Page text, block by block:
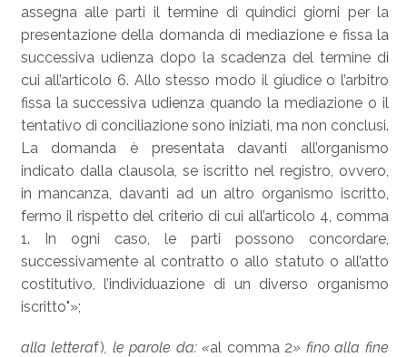
assegna alle parti il termine di quindici giorni per la
presentazione della domanda di mediazione e fissa la
successiva udienza dopo la scadenza del termine di
cui all’articolo 6. Allo stesso modo il giudice o l’arbitro
fissa la successiva udienza quando la mediazione o il
tentativo di conciliazione sono iniziati, ma non conclusi.
La domanda è presentata davanti all’organismo
indicato dalla clausola, se iscritto nel registro, ovvero,
in mancanza, davanti ad un altro organismo iscritto,
fermo il rispetto del criterio di cui all’articolo 4, comma
1. In ogni caso, le parti possono concordare,
successivamente al contratto o allo statuto o all’atto
costitutivo, l’individuazione di un diverso organismo
iscritto"»;
alla letteraf), le parole da: «al comma 2» fino alla fine